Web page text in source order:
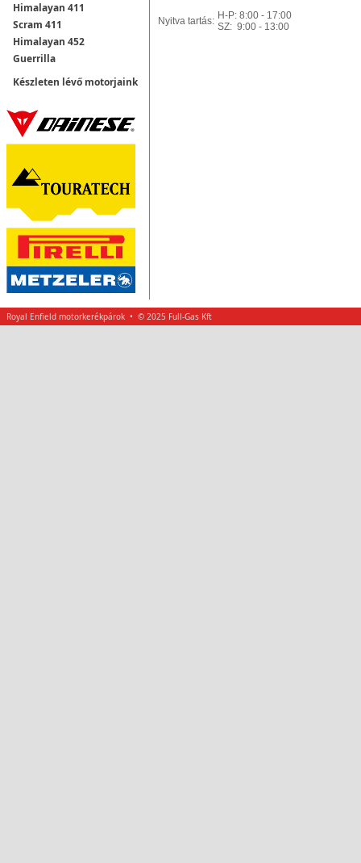
Himalayan 411
Scram 411
Himalayan 452
Guerrilla
Készleten lévő motorjaink
Nyitva tartás: H-P: 8:00 - 17:00
SZ: 9:00 - 13:00
Royal Enfield motorkerékpárok • © 2025 Full-Gas Kft